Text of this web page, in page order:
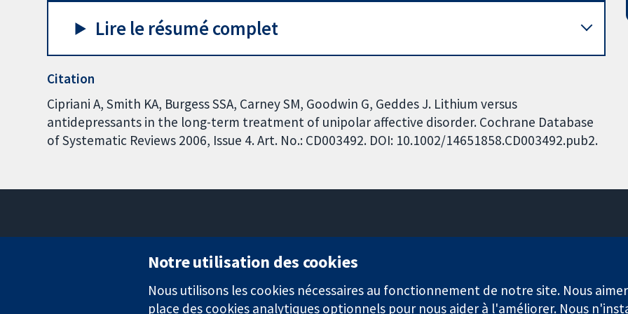
Lire le résumé complet
Citation
Cipriani A, Smith KA, Burgess SSA, Carney SM, Goodwin G, Geddes J. Lithium versus
antidepressants in the long-term treatment of unipolar affective disorder. Cochrane Database
of Systematic Reviews 2006, Issue 4. Art. No.: CD003492. DOI: 10.1002/14651858.CD003492.pub2.
Londres
W1G0AN
Royaume-Uni
Notre utilisation des cookies
Nous utilisons les cookies nécessaires au fonctionnement de notre site. Nous
place des cookies analytiques optionnels pour nous aider à l'améliorer. Nous